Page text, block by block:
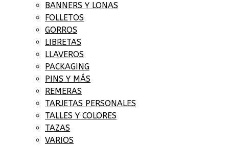
BANNERS Y LONAS
FOLLETOS
GORROS
LIBRETAS
LLAVEROS
PACKAGING
PINS Y MÁS
REMERAS
TARJETAS PERSONALES
TALLES Y COLORES
TAZAS
VARIOS